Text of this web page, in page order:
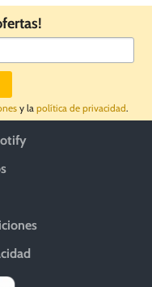
y la política de privacidad.